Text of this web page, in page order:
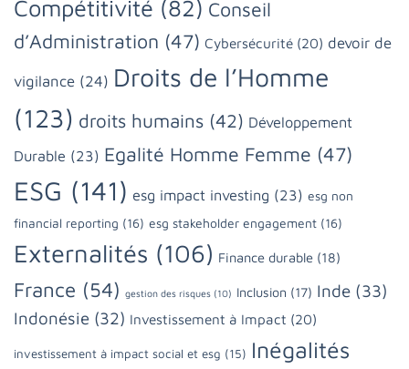
Compétitivité (82) Conseil
d’Administration (47) Cybersécurité (20) devoir de
vigilance (24) Droits de l’Homme
(123) droits humains (42) Développement
Durable (23) Egalité Homme Femme (47)
ESG (141) esg impact investing (23) esg non
financial reporting (16) esg stakeholder engagement (16)
Externalités (106) Finance durable (18)
France (54) gestion des risques (10) Inclusion (17) Inde (33)
Indonésie (32) Investissement à Impact (20)
investissement à impact social et esg (15) Inégalités